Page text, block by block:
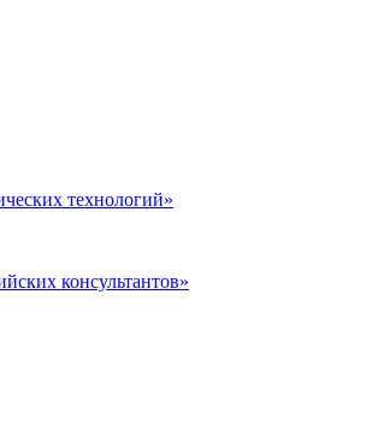
технологий»
консультантов»